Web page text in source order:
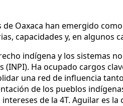
Oaxaca han emergido
capacidades y, en algunos
indígena y los sistemas
Ha ocupado cargos
una red de influencia
de los pueblos
de la 4T. Aguilar es